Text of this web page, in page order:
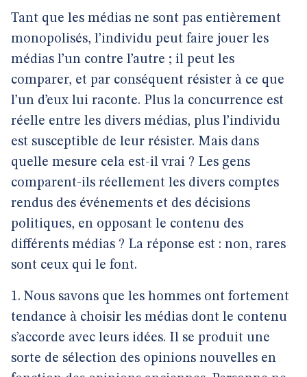
Tant que les médias ne sont pas entièrement
monopolisés, l’individu peut faire jouer les
médias l’un contre l’autre ; il peut les
comparer, et par conséquent résister à ce que
l’un d’eux lui raconte. Plus la concurrence est
réelle entre les divers médias, plus l’individu
est susceptible de leur résister. Mais dans
quelle mesure cela est-il vrai ? Les gens
comparent-ils réellement les divers comptes
rendus des événements et des décisions
politiques, en opposant le contenu des
différents médias ? La réponse est : non, rares
sont ceux qui le font.
1. Nous savons que les hommes ont fortement
tendance à choisir les médias dont le contenu
s’accorde avec leurs idées. Il se produit une
sorte de sélection des opinions nouvelles en